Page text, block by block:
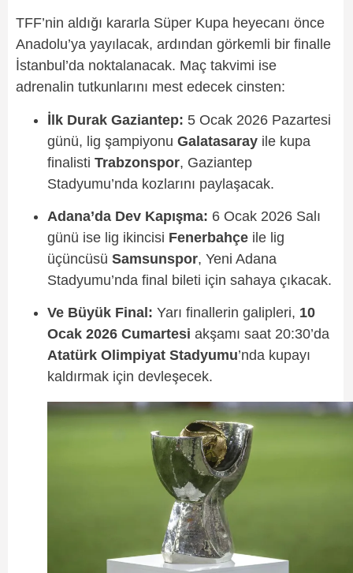
TFF’nin aldığı kararla Süper Kupa heyecanı önce
Anadolu’ya yayılacak, ardından görkemli bir finalle
İstanbul’da noktalanacak. Maç takvimi ise
adrenalin tutkunlarını mest edecek cinsten:
İlk Durak Gaziantep: 5 Ocak 2026 Pazartesi
günü, lig şampiyonu Galatasaray ile kupa
finalisti Trabzonspor, Gaziantep
Stadyumu’nda kozlarını paylaşacak.
Adana’da Dev Kapışma: 6 Ocak 2026 Salı
günü ise lig ikincisi Fenerbahçe ile lig
üçüncüsü Samsunspor, Yeni Adana
Stadyumu’nda final bileti için sahaya çıkacak.
Ve Büyük Final: Yarı finallerin galipleri, 10
Ocak 2026 Cumartesi akşamı saat 20:30’da
Atatürk Olimpiyat Stadyumu’nda kupayı
kaldırmak için devleşecek.